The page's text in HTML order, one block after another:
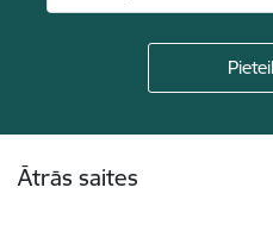
Ātrās saites